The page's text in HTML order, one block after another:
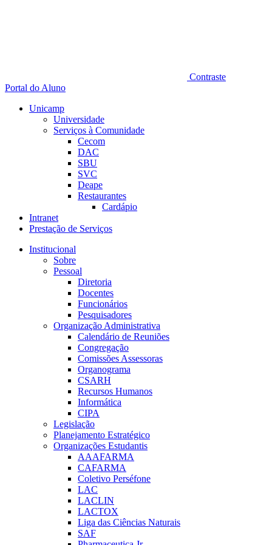
Contraste
Portal do Aluno
Unicamp
Universidade
Serviços à Comunidade
Cecom
DAC
SBU
SVC
Deape
Restaurantes
Cardápio
Intranet
Prestação de Serviços
Institucional
Sobre
Pessoal
Diretoria
Docentes
Funcionários
Pesquisadores
Organização Administrativa
Calendário de Reuniões
Congregação
Comissões Assessoras
Organograma
CSARH
Recursos Humanos
Informática
CIPA
Legislação
Planejamento Estratégico
Organizações Estudantis
AAAFARMA
CAFARMA
Coletivo Perséfone
LAC
LACLIN
LACTOX
Liga das Ciências Naturais
SAF